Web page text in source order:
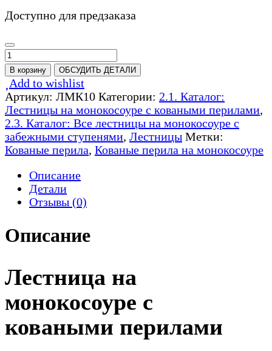
Доступно для предзаказа
Количество
товара
Лестница
на
монокосоуре
с
коваными
перилами
-
ЛМК10
В корзину ОБСУДИТЬ ДЕТАЛИ
Add to wishlist
Артикул: ЛМК10 Категории: 2.1. Каталог:
Лестницы на монокосоуре с коваными перилами,
2.3. Каталог: Все лестницы на монокосоуре с
забежными ступенями, Лестницы Метки:
Кованые перила, Кованые перила на монокосоуре
Описание
Детали
Отзывы (0)
Описание
Лестница на
монокосоуре с
коваными перилами